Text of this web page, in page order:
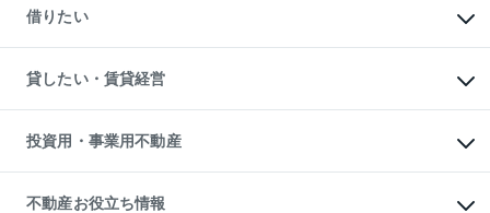
中古一戸建ての購入
不動産購入の流れ
注目キーワード物件特集
購入ガイド
English 繁体中文簡体中文
一戸建ての売却・査定
土地の売却・査定
スピードAI査定
不動産査定について
不動産売却の流れ
不動産買換えの流れ
売却ガイド
借りたい
オフィス・店舗の賃貸
借りるときの流れ
借りるガイド
貸したい・賃貸経営
マンション賃料データ
賃貸管理プラン
リロケーションについて
貸すガイド
投資用・事業用不動産
事業用不動産
不動産お役立ち情報